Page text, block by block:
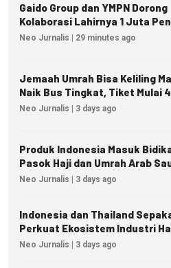
Gaido Group dan YMPN Dorong
Kolaborasi Lahirnya 1 Juta
Ekonomi Syariah
Neo Jurnalis | 29 minutes ago
Jemaah Umrah Bisa Keliling
Naik Bus Tingkat, Tiket Mulai
Neo Jurnalis | 3 days ago
Produk Indonesia Masuk
Pasok Haji dan Umrah Arab
Neo Jurnalis | 3 days ago
Indonesia dan Thailand
Perkuat Ekosistem Industri
Neo Jurnalis | 3 days ago